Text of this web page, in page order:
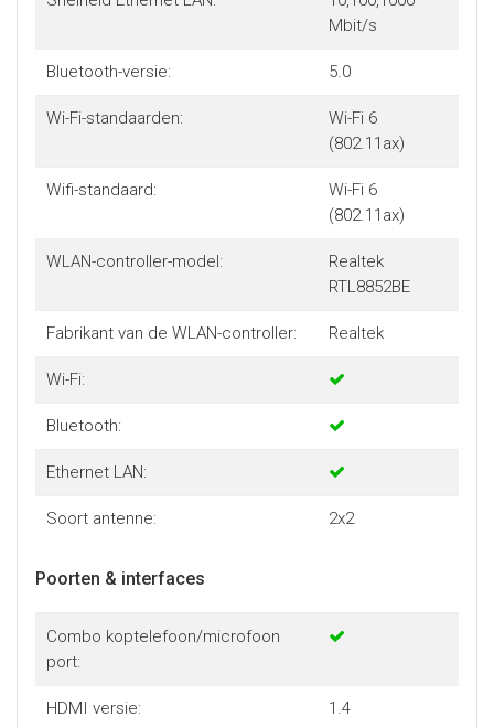
Mbit/s
Bluetooth-versie: 5.0
Wi-Fi-standaarden:
Wi-Fi 6
(802.11ax)
Wifi-standaard:
Wi-Fi 6
(802.11ax)
WLAN-controller-model:
Realtek
RTL8852BE
Fabrikant van de WLAN-controller: Realtek
Wi-Fi:
Bluetooth:
Ethernet LAN:
Soort antenne: 2x2
Poorten & interfaces
Combo koptelefoon/microfoon
port:
HDMI versie: 1.4